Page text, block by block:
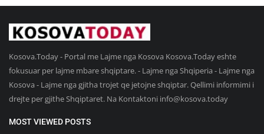
Kosova.Today - Portal me Lajme nga Kosova Kosova.Today eshte
fokusuar per lajme mbare shqiptare. - Lajme nga Shqiperia - Lajme nga
Kosova - Lajme nga gjitha trojet qe jetojne shqiptar. Qellimi informimi i
drejte per gjithe Shqiptaret. Na Kontaktoni info@kosova.today
MOST VIEWED POSTS